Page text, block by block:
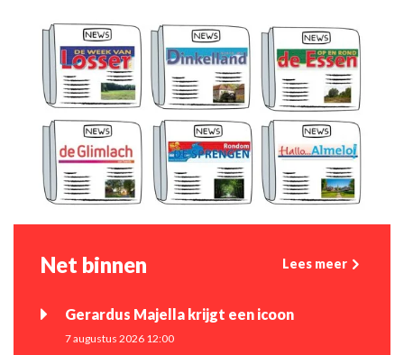
Net binnen Lees meer
Gerardus Majella krijgt een icoon
7 augustus 2026 12:00